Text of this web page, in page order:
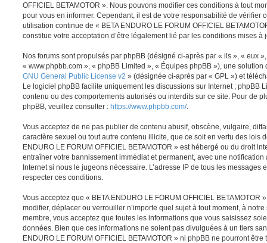
OFFICIEL BETAMOTOR ». Nous pouvons modifier ces conditions à tout
pour vous en informer. Cependant, il est de votre responsabilité de vérifier
utilisation continue de « BETA ENDURO LE FORUM OFFICIEL
constitue votre acceptation d’être légalement lié par les conditions mises à
Nos forums sont propulsés par phpBB (désigné ci-après par « ils », « eux
« www.phpbb.com », « phpBB Limited », « Équipes phpBB »), une
GNU General Public License v2 » (désignée ci-après par « GPL ») et
Le logiciel phpBB facilite uniquement les discussions sur Internet ; phpBB
contenu ou des comportements autorisés ou interdits sur ce site. Pour de
phpBB, veuillez consulter : https://www.phpbb.com/.
Vous acceptez de ne pas publier de contenu abusif, obscène, vulgaire,
caractère sexuel ou tout autre contenu illicite, que ce soit en vertu des lois
ENDURO LE FORUM OFFICIEL BETAMOTOR » est hébergé ou du droit
entraîner votre bannissement immédiat et permanent, avec une notification
Internet si nous le jugeons nécessaire. L’adresse IP de tous les messages
respecter ces conditions.
Vous acceptez que « BETA ENDURO LE FORUM OFFICIEL BETAMOTOR
modifier, déplacer ou verrouiller n’importe quel sujet à tout moment, à
membre, vous acceptez que toutes les informations que vous saisissez
données. Bien que ces informations ne soient pas divulguées à un tiers
ENDURO LE FORUM OFFICIEL BETAMOTOR » ni phpBB ne pourront